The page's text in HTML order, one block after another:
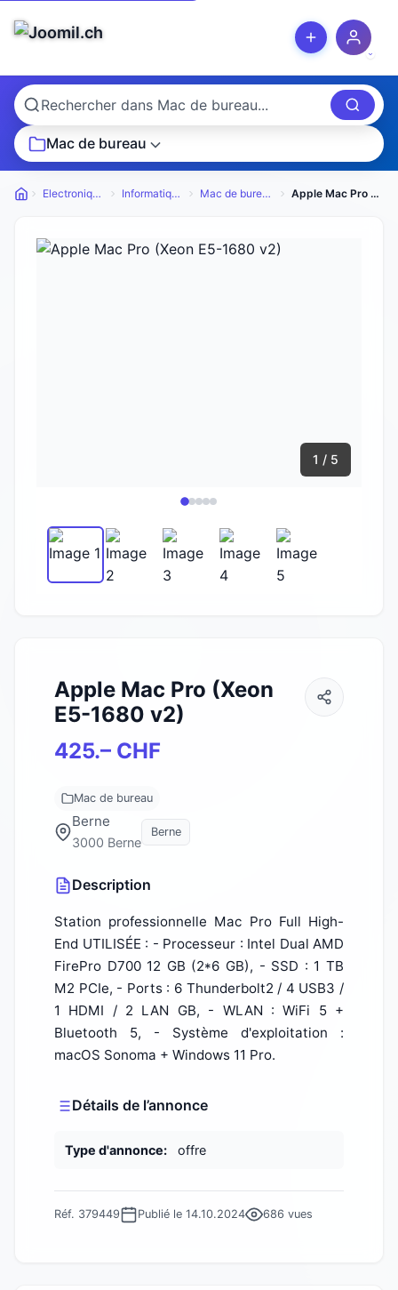
Mac de bureau
Petites annonces
Electronique Informatique Mac de bureau Apple Mac Pro (Xeon E5-1680 v2)
1 / 5
Apple Mac Pro (Xeon
E5-1680 v2)
425.– CHF
Mac de bureau
Berne
3000 Berne
Berne
Description
Station professionnelle Mac Pro Full High-
End UTILISÉE : - Processeur : Intel Dual AMD
FirePro D700 12 GB (2*6 GB), - SSD : 1 TB
M2 PCIe, - Ports : 6 Thunderbolt2 / 4 USB3 /
1 HDMI / 2 LAN GB, - WLAN : WiFi 5 +
Bluetooth 5, - Système d'exploitation :
macOS Sonoma + Windows 11 Pro.
Détails de l’annonce
Type d'annonce: offre
Réf. 379449 Publié le 14.10.2024 686 vues